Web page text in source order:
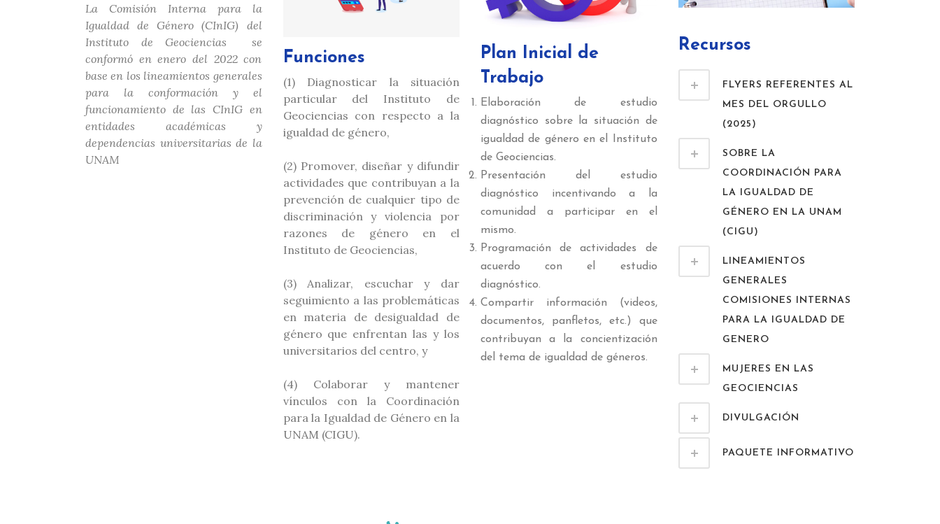
La Comisión Interna para la
Igualdad de Género (CInIG) del
Instituto de Geociencias se
conformó en enero del 2022 con
base en los lineamientos generales
para la conformación y el
funcionamiento de las CInIG en
entidades académicas y
dependencias universitarias de la
UNAM
Funciones
(1) Diagnosticar la situación
particular del Instituto de
Geociencias con respecto a la
igualdad de género,
(2) Promover, diseñar y difundir
actividades que contribuyan a la
prevención de cualquier tipo de
discriminación y violencia por
razones de género en el
Instituto de Geociencias,
(3) Analizar, escuchar y dar
seguimiento a las problemáticas
en materia de desigualdad de
género que enfrentan las y los
universitarios del centro, y
(4) Colaborar y mantener
vínculos con la Coordinación
para la Igualdad de Género en la
UNAM (CIGU).
Plan Inicial de
Trabajo
Elaboración de estudio
diagnóstico sobre la situación de
igualdad de género en el Instituto
de Geociencias.
Presentación del estudio
diagnóstico incentivando a la
comunidad a participar en el
mismo.
Programación de actividades de
acuerdo con el estudio
diagnóstico.
Compartir información (videos,
documentos, panfletos, etc.) que
contribuyan a la concientización
del tema de igualdad de géneros.
Recursos
FLYERS REFERENTES AL
MES DEL ORGULLO
(2025)
SOBRE LA
COORDINACIÓN PARA
LA IGUALDAD DE
GÉNERO EN LA UNAM
(CIGU)
LINEAMIENTOS
GENERALES
COMISIONES INTERNAS
PARA LA IGUALDAD DE
GENERO
MUJERES EN LAS
GEOCIENCIAS
DIVULGACIÓN
PAQUETE INFORMATIVO